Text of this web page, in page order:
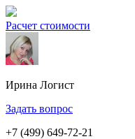
Расчет стоимости
Ирина Логист
Задать вопрос
+7 (499) 649-72-21